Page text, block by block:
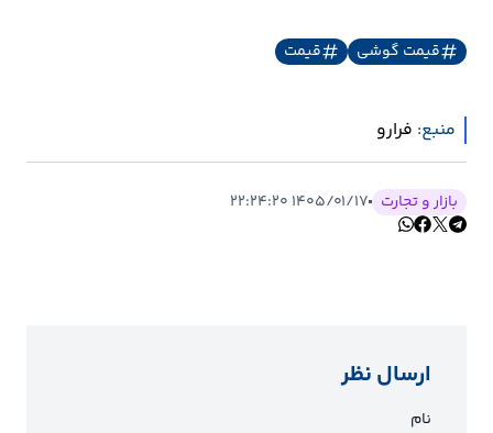
قیمت گوشی قیمت
منبع: فرارو
بازار و تجارت ۱۴۰۵/۰۱/۱۷ ۲۲:۲۴:۲۰
ارسال نظر
نام